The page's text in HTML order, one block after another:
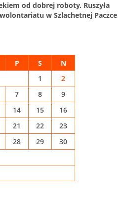
od dobrej roboty. Ruszyła
w Szlachetnej Paczce
P S N
1
2
7 8
9
14 15
16
21 22
23
28 29
30